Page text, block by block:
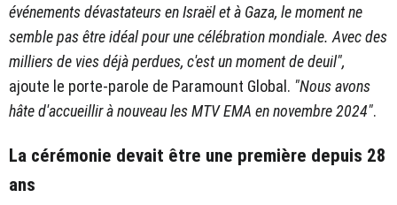
événements dévastateurs en Israël et à Gaza, le moment ne
semble pas être idéal pour une célébration mondiale. Avec des
milliers de vies déjà perdues, c'est un moment de deuil",
ajoute le porte-parole de Paramount Global. "Nous avons
hâte d'accueillir à nouveau les MTV EMA en novembre 2024".
La cérémonie devait être une première depuis 28
ans